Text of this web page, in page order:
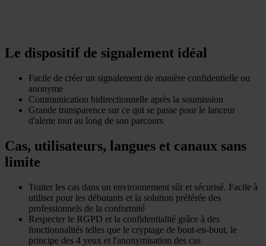
Le dispositif de signalement idéal
Facile de créer un signalement de manière confidentielle ou
anonyme
Communication bidirectionnelle après la soumission
Grande transparence sur ce qui se passe pour le lanceur
d'alerte tout au long de son parcours
Cas, utilisateurs, langues et canaux sans
limite
Traiter les cas dans un environnement sûr et sécurisé. Facile à
utiliser pour les débutants et la solution préférée des
professionnels de la conformité
Respecter le RGPD et la confidentialité grâce à des
fonctionnalités telles que le cryptage de bout-en-bout, le
principe des 4 yeux et l'anonymisation des cas